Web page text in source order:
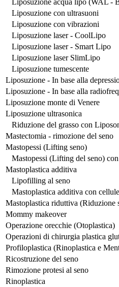
Liposuzione con ultrasuoni
Liposuzione con vibrazioni
Liposuzione laser - CoolLipo
Liposuzione laser - Smart Lipo
Liposuzione laser SlimLipo
Liposuzione tumescente
Liposuzione - In base alla
Liposuzione - In base alla
Liposuzione monte di Venere
Liposuzione ultrasonica
Riduzione del grasso con
Mastectomia - rimozione del seno
Mastopessi (Lifting seno)
Mastopessi (Lifting del seno)
Mastoplastica additiva
Lipofilling al seno
Mastoplastica additiva con
Mastoplastica riduttiva (Riduzione
Mommy makeover
Operazione orecchie (Otoplastica)
Operazioni di chirurgia plastica
Profiloplastica (Rinoplastica e
Ricostruzione del seno
Rimozione protesi al seno
Rinoplastica